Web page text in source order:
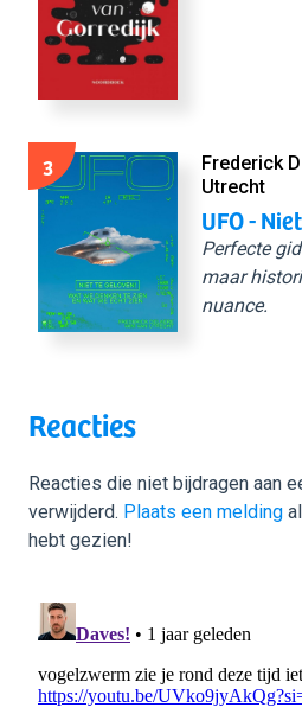
3
Frederick
Utrecht
UFO -
Perfecte
maar
nuance.
Reacties
Reacties die niet bijdragen aan
verwijderd. Plaats een melding
hebt gezien!